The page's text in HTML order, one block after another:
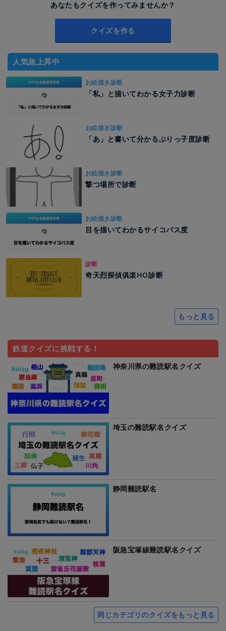
あなたもクイズを作ってみませんか？
クイズを作る
人気急上昇中
お絵描き診断
「私」と描いてわかる女子力診断
お絵描き診断
「あ」と書いて分かるぶりっ子度診断
お絵描き診断
撃つ場所で診断
お絵描き診断
目を描いてわかるサイコパス度
診断
奇天烈探偵俱楽HO診断
もっと見る
鉄道クイズに挑戦する！
神奈川県の難読駅名クイズ
埼玉の難読駅名クイズ
静岡難読駅名
阪急宝塚線難読駅名クイズ
同じカテゴリのクイズをもっと見る